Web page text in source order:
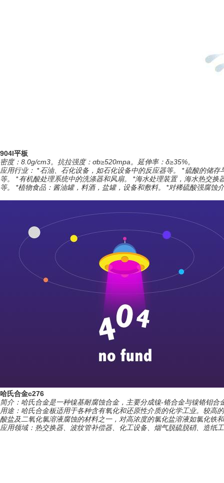
904l平板
密度：8.0g/cm3。抗拉强度：σb≥520mpa。延伸率：δ≥35%。
应用行业： * 石油、石化设备，如石化设备中的反应器等。 * 硫酸的储
等。 * 有机酸处理系统中的洗涤器和风扇。 *海水处理装置，海水热交
等。 *植物食品：酱油罐，料酒，盐罐，设备和敷料。 *对稀硫酸强腐蚀
哈氏合金c276
简介：哈氏合金是一种镍基耐腐蚀合金，主要分成镍-铬合金与镍铬钼
用途：哈氏合金板适用于各种含有氧化和还原性介质的化学工业。较
酸盐及二氧化氯溶液腐蚀的材料之一，对高浓度的氯化盐溶液如氯化铁
应用领域：热交换器、波纹管补偿器、化工设备、烟气脱硫脱硝、造纸